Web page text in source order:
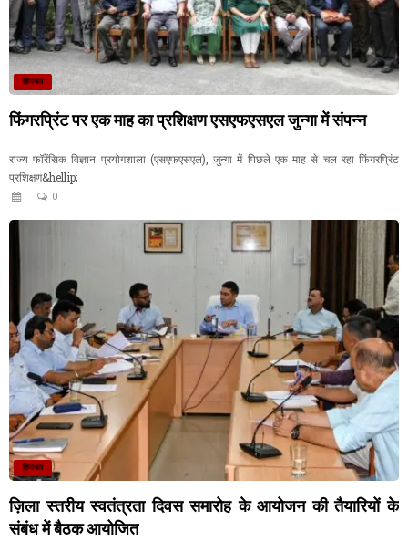
हिमाचल
फिंगरप्रिंट पर एक माह का प्रशिक्षण एसएफएसएल जुन्गा में संपन्न
राज्य फॉरेंसिक विज्ञान प्रयोगशाला (एसएफएसएल), जुन्गा में पिछले एक माह से चल रहा फिंगरप्रिंट
प्रशिक्षण&hellip;
0
हिमाचल
ज़िला स्तरीय स्वतंत्रता दिवस समारोह के आयोजन की तैयारियों के
संबंध में बैठक आयोजित